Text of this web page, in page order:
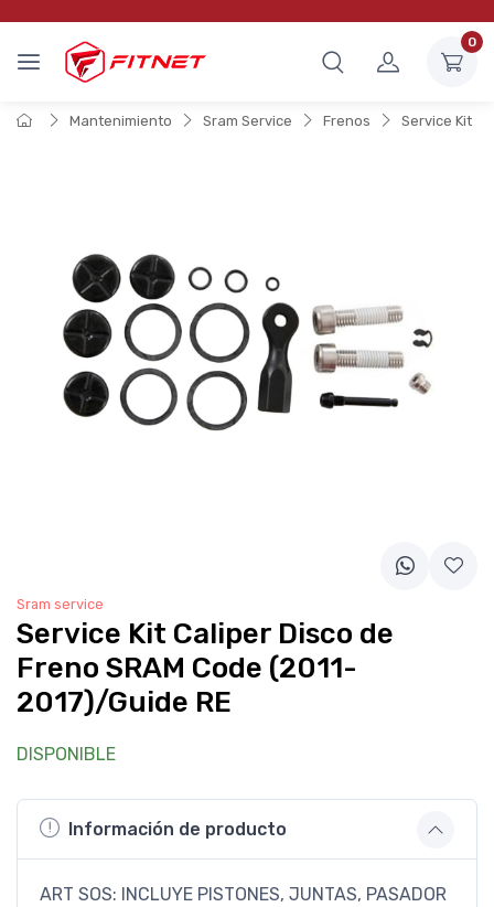
0
Mantenimiento Sram Service Frenos Service Kit
Sram service
Service Kit Caliper Disco de
Freno SRAM Code (2011-
2017)/Guide RE
DISPONIBLE
Información de producto
ART SOS: INCLUYE PISTONES, JUNTAS, PASADOR